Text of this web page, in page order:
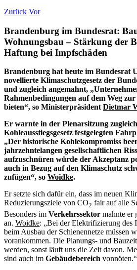
Zurück Vor
Brandenburg im Bundesrat:
Wohnungsbau – Stärkung der
Haftung bei Impfschäden
Brandenburg hat heute im Bundesrat
novellierte Klimaschutzgesetz der
und zugleich angemahnt,
Rahmenbedingungen auf dem Weg
bieten“, so MinisterpräsidentDietmar
Er warnte in der Plenarsitzung
Kohleausstiegsgesetz festgelegten
„Der historische Kohlekompromiss
jahrzehntelangen gesellschaftlichen
aufzuschnüren würde der Akzeptanz
auch in Bezug auf den Klimaschutz
zufügen“, so Woidke.
Er setzte sich dafür ein, dass im neuen
Reduzierungsziele von CO2 fair auf alle
Besonders im Verkehrssektor mahnte er
an. Woidke: „Bei der Elektrifizierung des
beim Ausbau der Schienennetze müssen
vorankommen. Die Planungs- und
werden, sonst läuft uns die Zeit davon.
sind auch im Gebäudebereich vonnöten.“